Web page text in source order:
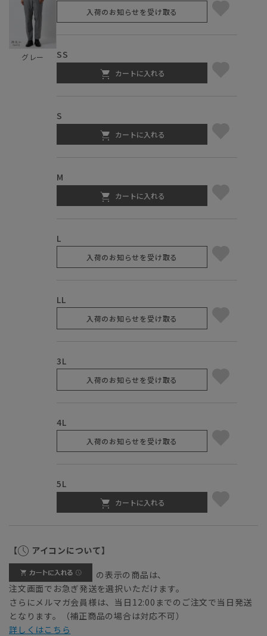
グレー
入荷のお知らせを受け取る
SS
カートに入れる
S
カートに入れる
M
カートに入れる
L
入荷のお知らせを受け取る
LL
入荷のお知らせを受け取る
3L
入荷のお知らせを受け取る
4L
入荷のお知らせを受け取る
5L
カートに入れる
【 アイコンについて】
の表示の商品は、
注文画面でお急ぎ発送を選択いただけます。
さらにメルマガ会員様は、当日12:00までのご注文で当日発送
となります。（補正商品の場合は対応不可）
詳しくはこちら